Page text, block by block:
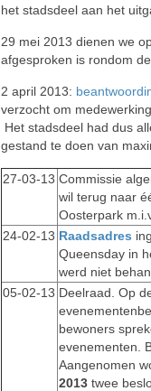
het stadsdeel aan het
29 mei 2013 dienen we
afgesproken is rondom
2 april 2013:
verzocht om
Het stadsdeel had dus
gestand te doen van
27-03-13 Commissie
wil terug naar
Oosterpark
24-02-13 Raadsadres
Queensday in
werd niet
05-02-13 Deelraad. Op
bewoners
evenementen.
Aangenomen
2013 twee